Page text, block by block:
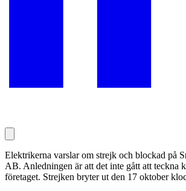
Elektrikerna varslar om strejk och blockad på
AB. Anledningen är att det inte gått att teckna
företaget. Strejken bryter ut den 17 oktober